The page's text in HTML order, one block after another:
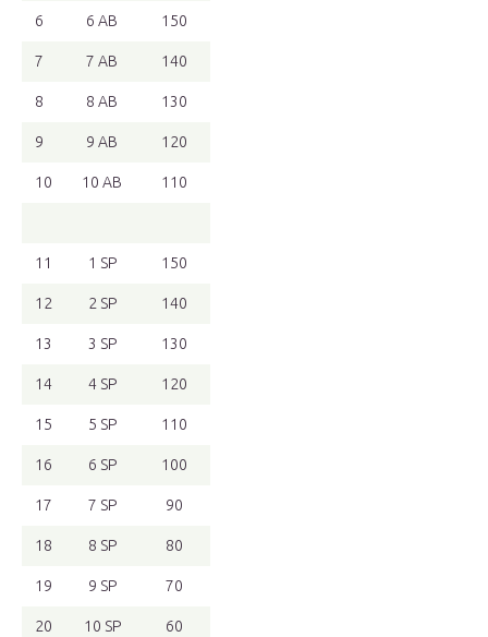
6 6 AB 150
7 7 AB 140
8 8 AB 130
9 9 AB 120
10 10 AB 110
11 1 SP 150
12 2 SP 140
13 3 SP 130
14 4 SP 120
15 5 SP 110
16 6 SP 100
17 7 SP 90
18 8 SP 80
19 9 SP 70
20 10 SP 60